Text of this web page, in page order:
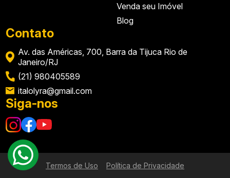
Venda seu Imóvel
Blog
Contato
Av. das Américas, 700, Barra da Tijuca Rio de
Janeiro/RJ
(21) 980405589
italolyra@gmail.com
Siga-nos
Termos de Uso Política de Privacidade